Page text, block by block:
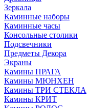
Зеркала
Каминные наборы
Каминные часы
Консольные столики
Подсвечники
Предметы Декора
Экраны
Камины ПРАГА
Камины МЮНХЕН
Камины ТРИ СТЕКЛА
Камины КРИТ